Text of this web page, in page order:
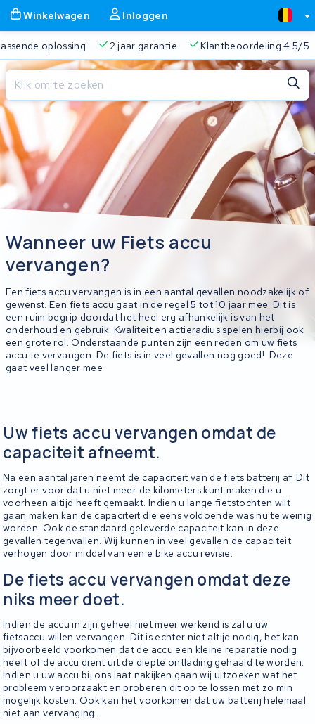
Winkelwagen Inloggen
oplossing 2 jaar garantie Klantbeoordeling 4.5/5
Wanneer uw Fiets accu
vervangen?
Een fiets accu vervangen is in een aantal gevallen noodzakelijk of
gewenst. Een fiets accu gaat in de regel 5 tot 10 jaar mee. Dit is
een ruim begrip doordat het heel erg afhankelijk is van het
onderhoud en gebruik. Kwaliteit en actieradius spelen hierbij ook
een grote rol. Onderstaande punten zijn een reden om uw fiets
accu te vervangen. De fiets is in veel gevallen nog goed! Deze
gaat veel langer mee
Uw fiets accu vervangen omdat de
capaciteit afneemt.
Na een aantal jaren neemt de capaciteit van de fiets batterij af. Dit
zorgt er voor dat u niet meer de kilometers kunt maken die u
voorheen altijd heeft gemaakt. Indien u lange fietstochten wilt
gaan maken kan de capaciteit die eens voldoende was nu te weinig
worden. Ook de standaard geleverde capaciteit kan in deze
gevallen tegenvallen. Wij kunnen in veel gevallen de capaciteit
verhogen door middel van een e bike accu revisie.
De fiets accu vervangen omdat deze
niks meer doet.
Indien de accu in zijn geheel niet meer werkend is zal u uw
fietsaccu willen vervangen. Dit is echter niet altijd nodig, het kan
bijvoorbeeld voorkomen dat de accu een kleine reparatie nodig
heeft of de accu dient uit de diepte ontlading gehaald te worden.
Indien u uw accu bij ons laat nakijken gaan wij uitzoeken wat het
probleem veroorzaakt en proberen dit op te lossen met zo min
mogelijk kosten. Ook kan het voorkomen dat uw batterij helemaal
niet aan vervanging.
Winkelwagen Sluiten
Je winkelwagen is leeg.
Gratis verzending Altijd een passende oplossing 2
Sluiten
Begin te typen in de zoekbalk om te zoeken